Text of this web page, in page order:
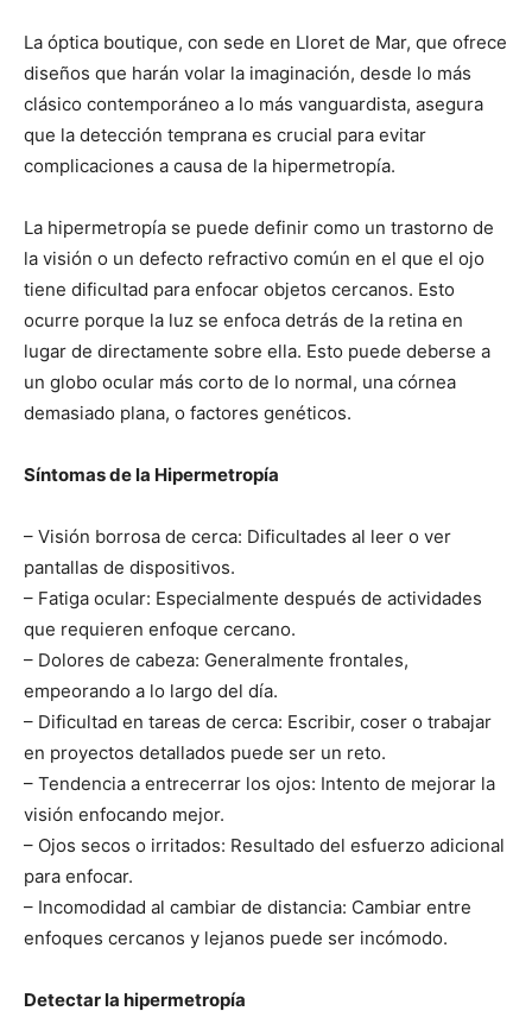
La óptica boutique, con sede en Lloret de Mar, que ofrece
diseños que harán volar la imaginación, desde lo más
clásico contemporáneo a lo más vanguardista, asegura
que la detección temprana es crucial para evitar
complicaciones a causa de la hipermetropía.
La hipermetropía se puede definir como un trastorno de
la visión o un defecto refractivo común en el que el ojo
tiene dificultad para enfocar objetos cercanos. Esto
ocurre porque la luz se enfoca detrás de la retina en
lugar de directamente sobre ella. Esto puede deberse a
un globo ocular más corto de lo normal, una córnea
demasiado plana, o factores genéticos.
Síntomas de la Hipermetropía
– Visión borrosa de cerca: Dificultades al leer o ver
pantallas de dispositivos.
– Fatiga ocular: Especialmente después de actividades
que requieren enfoque cercano.
– Dolores de cabeza: Generalmente frontales,
empeorando a lo largo del día.
– Dificultad en tareas de cerca: Escribir, coser o trabajar
en proyectos detallados puede ser un reto.
– Tendencia a entrecerrar los ojos: Intento de mejorar la
visión enfocando mejor.
– Ojos secos o irritados: Resultado del esfuerzo adicional
para enfocar.
– Incomodidad al cambiar de distancia: Cambiar entre
enfoques cercanos y lejanos puede ser incómodo.
Detectar la hipermetropía